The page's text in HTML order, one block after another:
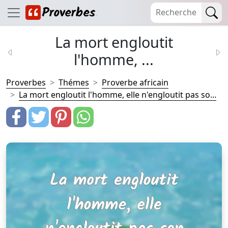
La mort engloutit
l'homme, ...
Proverbes Thémes
Proverbe africain
La mort engloutit l'homme, elle n'engloutit pas so...